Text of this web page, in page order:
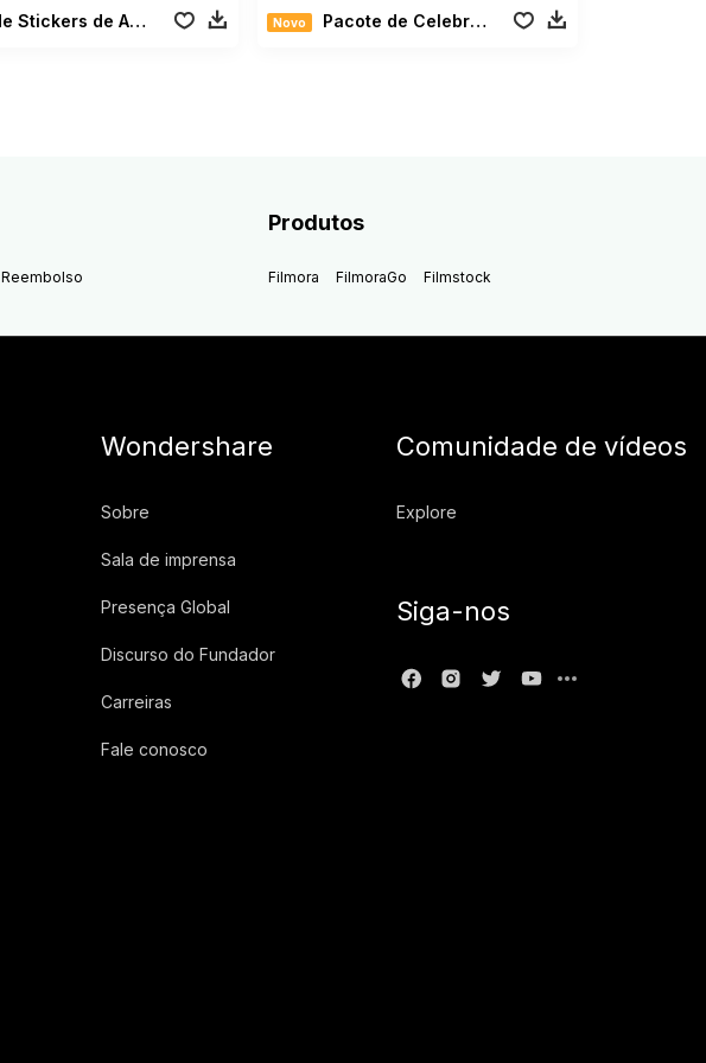
Pacote de Stickers de Aniversário Novo Pacote de Celebração de Aniversário
Reembolso
Produtos
Filmora FilmoraGo Filmstock
Wondershare
Sobre
Sala de imprensa
Presença Global
Discurso do Fundador
Carreiras
Fale conosco
Comunidade de vídeos
Explore
Siga-nos